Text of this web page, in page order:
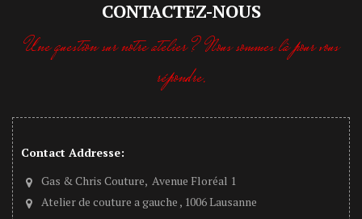
CONTACTEZ-NOUS
Une question sur notre atelier ? Nous sommes là pour vous
répondre.
Contact Addresse:
Gas & Chris Couture, Avenue Floréal 1
Atelier de couture a gauche , 1006 Lausanne